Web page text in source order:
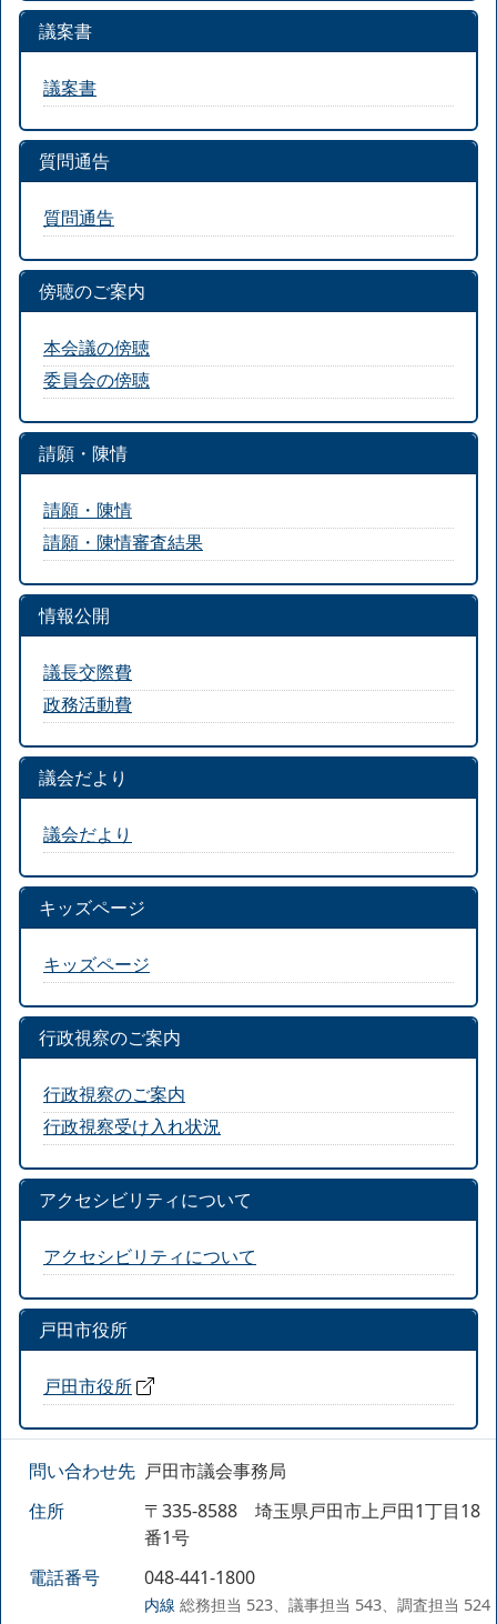
議案書
議案書
質問通告
質問通告
傍聴のご案内
本会議の傍聴
委員会の傍聴
請願・陳情
請願・陳情
請願・陳情審査結果
情報公開
議長交際費
政務活動費
議会だより
議会だより
キッズページ
キッズページ
行政視察のご案内
行政視察のご案内
行政視察受け入れ状況
アクセシビリティについて
アクセシビリティについて
戸田市役所
戸田市役所
問い合わせ先 戸田市議会事務局
住所
〒335-8588 埼玉県戸田市上戸田1丁目18
番1号
電話番号
048-441-1800
内線 総務担当 523、議事担当 543、調査担当 524